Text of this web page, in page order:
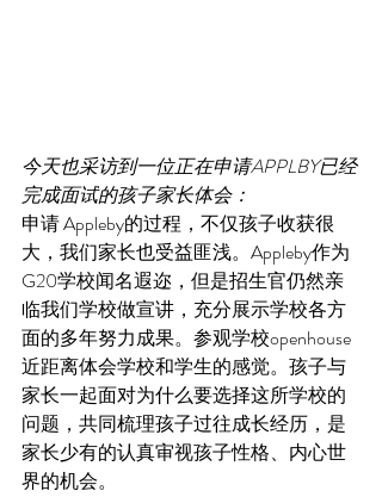
今天也采访到一位正在申请APPLBY已经
完成面试的孩子家长体会：
申请 Appleby的过程，不仅孩子收获很
大，我们家长也受益匪浅。Appleby作为
G20学校闻名遐迩，但是招生官仍然亲
临我们学校做宣讲，充分展示学校各方
面的多年努力成果。参观学校openhouse
近距离体会学校和学生的感觉。孩子与
家长一起面对为什么要选择这所学校的
问题，共同梳理孩子过往成长经历，是
家长少有的认真审视孩子性格、内心世
界的机会。